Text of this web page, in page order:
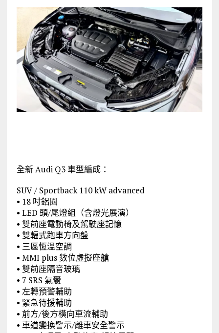
全新 Audi Q3 車型編成：
SUV / Sportback 110 kW advanced
• 18 吋鋁圈
• LED 頭/尾燈組（含燈光展演）
• 雙前座電動椅及駕駛座記憶
• 雙輻式跑車方向盤
• 三區恆溫空調
• MMI plus 數位虛擬座艙
• 雙前座隔音玻璃
• 7 SRS 氣囊
• 左轉預警輔助
• 緊急待援輔助
• 前方/後方橫向車流輔助
• 車道變換警示/離車安全警示